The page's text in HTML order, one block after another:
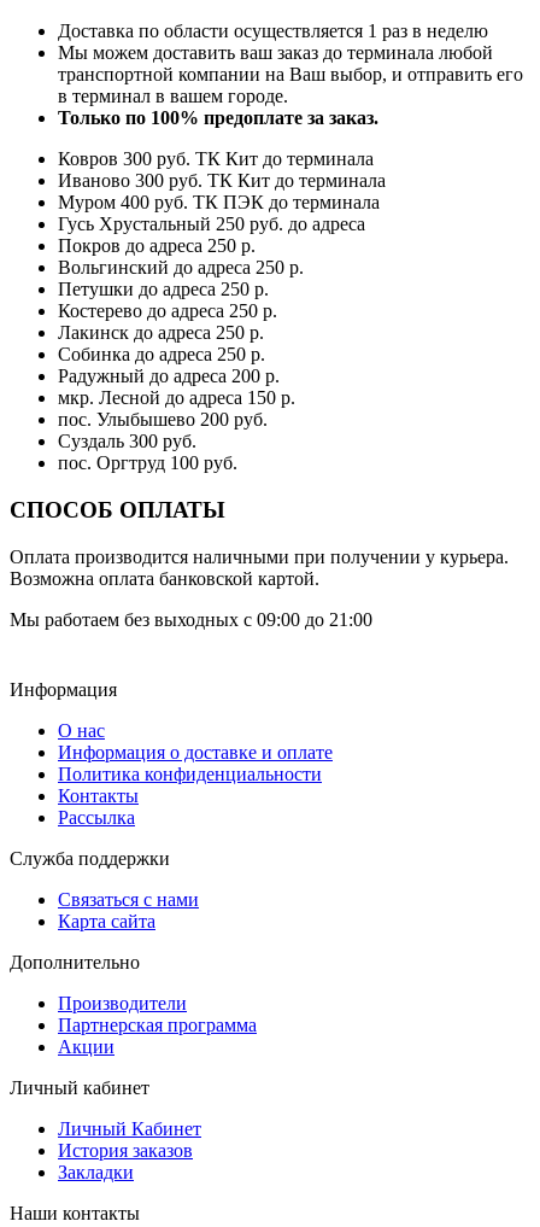
Доставка по области осуществляется 1 раз в неделю
Мы можем доставить ваш заказ до терминала любой
транспортной компании на Ваш выбор, и отправить его
в терминал в вашем городе.
Только по 100% предоплате за заказ.
Ковров 300 руб. ТК Кит до терминала
Иваново 300 руб. ТК Кит до терминала
Муром 400 руб. ТК ПЭК до терминала
Гусь Хрустальный 250 руб. до адреса
Покров до адреса 250 р.
Вольгинский до адреса 250 р.
Петушки до адреса 250 р.
Костерево до адреса 250 р.
Лакинск до адреса 250 р.
Собинка до адреса 250 р.
Радужный до адреса 200 р.
мкр. Лесной до адреса 150 р.
пос. Улыбышево 200 руб.
Суздаль 300 руб.
пос. Оргтруд 100 руб.
СПОСОБ ОПЛАТЫ
Оплата производится наличными при получении у курьера.
Возможна оплата банковской картой.
Мы работаем без выходных с 09:00 до 21:00
Информация
O нас
Информация о доставке и оплате
Политика конфиденциальности
Контакты
Рассылка
Служба поддержки
Связаться с нами
Карта сайта
Дополнительно
Производители
Партнерская программа
Акции
Личный кабинет
Личный Кабинет
История заказов
Закладки
Наши контакты